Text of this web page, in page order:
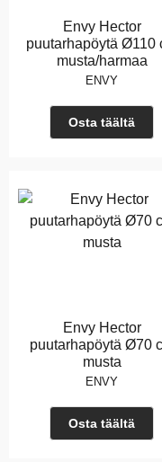
Envy Hector
puutarhapöytä Ø110
musta/harmaa
ENVY
Osta täältä
Envy Hector
puutarhapöytä Ø70
musta
ENVY
Osta täältä